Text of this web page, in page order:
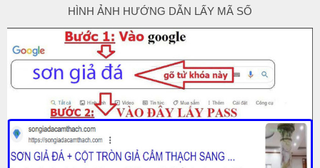
HÌNH ẢNH HƯỚNG DẪN LẤY MÃ SỐ